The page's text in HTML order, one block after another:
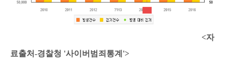
<자
료출처-경찰청 '사이버범죄통계'>